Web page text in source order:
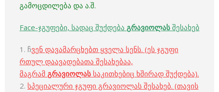
გამოცდილება და ა.შ.
Face-ჯგუფები, სადაც შუქდება გრავიოლას შესახებ
1. ჩვენ დავამარცხებთ ყველა სენს. (ეს ჯგუფი
რთულ დაავადებათა შესახებაა,
მაგრამ გრავიოლას საკითხებიც ხშირად შუქდება).
2. სპეციალური ჯგუფი გრავიოლას შესახებ. (თავის